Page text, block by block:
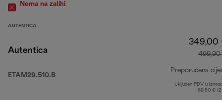
Nema na zalihi
AUTENTICA
Autentica
ETAM29.510.B
349,00
Preporučena
Uključen PDV u
69,80 €